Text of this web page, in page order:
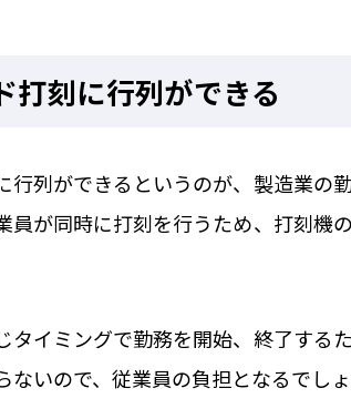
打刻に行列ができる
行列ができるというのが、製造業の
員が同時に打刻を行うため、打刻機
タイミングで勤務を開始、終了する
ないので、従業員の負担となるでしょ